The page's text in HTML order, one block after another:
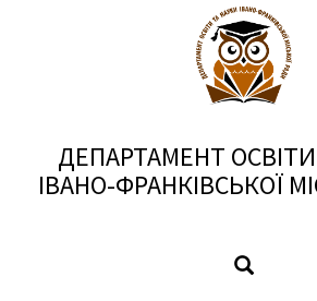
ДЕПАРТАМЕНТ
ІВАНО-ФРАНКІВСЬКОЇ